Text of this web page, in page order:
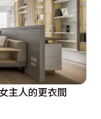
主人的更衣間